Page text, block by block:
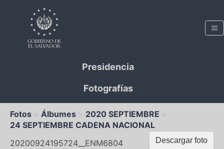
Presidencia
Fotografías
Fotos Álbumes
2020 SEPTIEMBRE
24 SEPTIEMBRE CADENA NACIONAL
Descargar foto
20200924195724__ENM6804